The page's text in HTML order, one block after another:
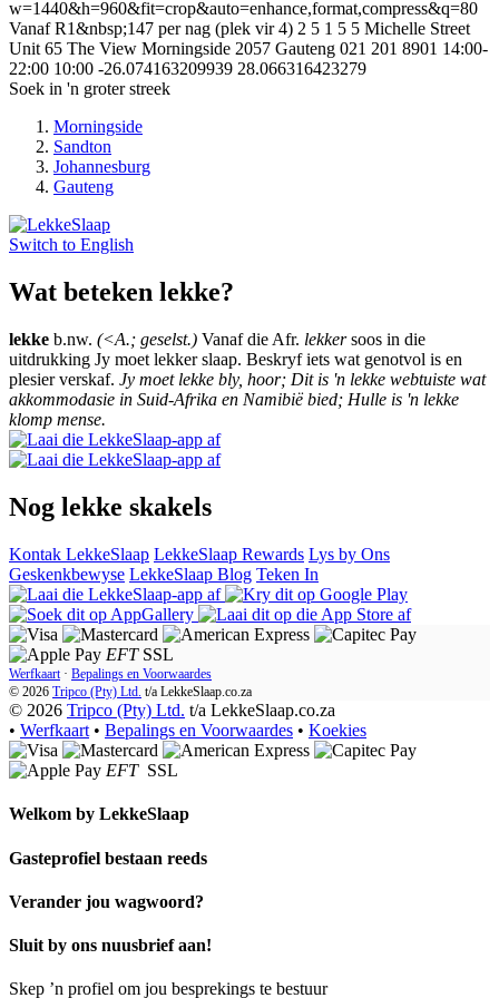
w=1440&h=960&fit=crop&auto=enhance,format,compress&q=80
Vanaf R1&nbsp;147 per nag (plek vir 4) 2 5 1 5 5 Michelle Street
Unit 65 The View Morningside 2057 Gauteng 021 201 8901 14:00-
22:00 10:00 -26.074163209939 28.066316423279
Soek in 'n groter streek
Morningside
Sandton
Johannesburg
Gauteng
Switch to English
Wat beteken lekke?
lekke b.nw. (<A.; geselst.) Vanaf die Afr. lekkersoos in die
uitdrukking Jy moet lekker slaap. Beskryf iets wat genotvol is en
plesier verskaf. Jy moet lekke bly, hoor; Dit is 'n lekke webtuiste wat
akkommodasie in Suid-Afrika en Namibië bied; Hulle is 'n lekke
klomp mense.
Nog lekke skakels
Kontak LekkeSlaap LekkeSlaap Rewards Lys by Ons
Geskenkbewyse LekkeSlaap Blog Teken In
EFT SSL
Werfkaart · Bepalings en Voorwaardes
© 2026 Tripco (Pty) Ltd. t/a LekkeSlaap.co.za
© 2026 Tripco (Pty) Ltd. t/a LekkeSlaap.co.za
• Werfkaart • Bepalings en Voorwaardes • Koekies
EFT SSL
Welkom by LekkeSlaap
Gasteprofiel bestaan ​​reeds
Verander jou wagwoord?
Sluit by ons nuusbrief aan!
Skep ’n profiel om jou besprekings te bestuur